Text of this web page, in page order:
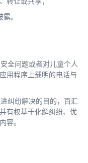
。
全问题或者对儿童个人
用程序上载明的电话与
纠纷解决的目的，百汇
有权基于化解纠纷、优
容。